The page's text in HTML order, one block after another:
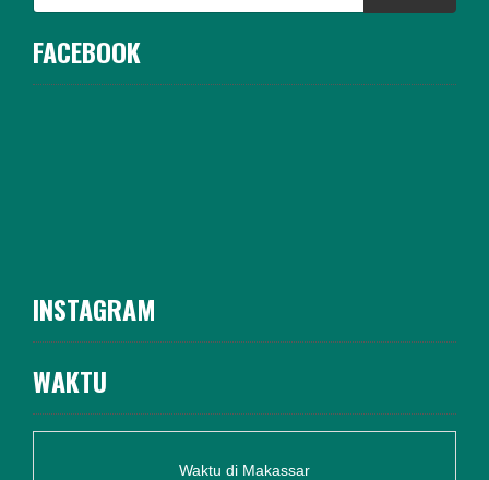
FACEBOOK
INSTAGRAM
WAKTU
Waktu di Makassar